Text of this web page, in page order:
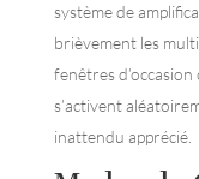
système de
brièvement les
fenêtres d’occasion
s’activent
inattendu apprécié.